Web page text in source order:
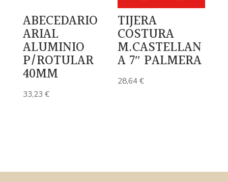
ABECEDARIO
ARIAL
ALUMINIO
P/ROTULAR
40MM
33,23 €
TIJERA
COSTURA
M.CASTELLAN
A 7″ PALMERA
28,64€